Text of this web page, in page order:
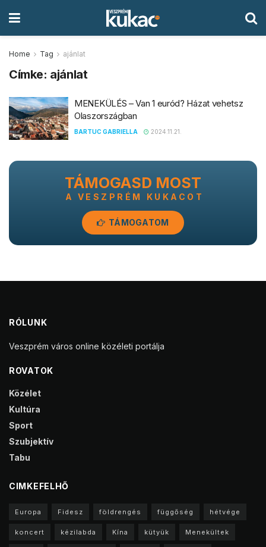
Home Tag ajánlat
Címke: ajánlat
MENEKÜLÉS – Van 1 euród? Házat vehetsz
Olaszországban
BARTUC GABRIELLA 2024.11.21.
TÁMOGASD MOST
A VESZPRÉM KUKACOT
TÁMOGATOM
RÓLUNK
Veszprém város online közéleti portálja
ROVATOK
Közélet
Kultúra
Sport
Szubjektív
Tabu
CIMKEFELHŐ
Europa Fidesz földrengés függőség hétvége
koncert kézilabda Kína kütyük Menekültek